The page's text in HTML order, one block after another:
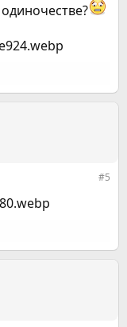
#5